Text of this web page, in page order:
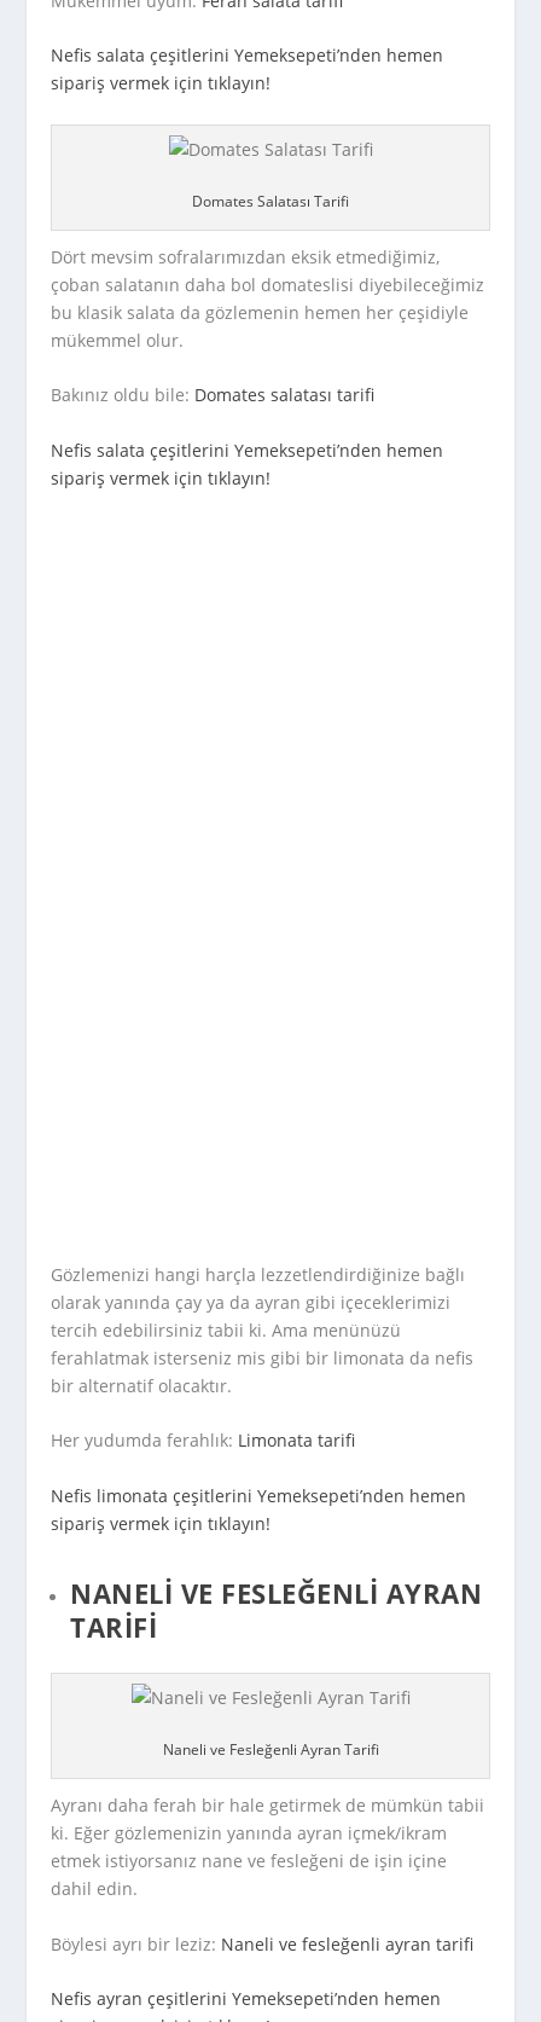
Nefis salata çeşitlerini Yemeksepeti’nden hemen
sipariş vermek için tıklayın!
Domates Salatası Tarifi
Dört mevsim sofralarımızdan eksik etmediğimiz,
çoban salatanın daha bol domateslisi diyebileceğimiz
bu klasik salata da gözlemenin hemen her çeşidiyle
mükemmel olur.
Bakınız oldu bile: Domates salatası tarifi
Nefis salata çeşitlerini Yemeksepeti’nden hemen
sipariş vermek için tıklayın!
Gözlemenizi hangi harçla lezzetlendirdiğinize bağlı
olarak yanında çay ya da ayran gibi içeceklerimizi
tercih edebilirsiniz tabii ki. Ama menünüzü
ferahlatmak isterseniz mis gibi bir limonata da nefis
bir alternatif olacaktır.
Her yudumda ferahlık: Limonata tarifi
Nefis limonata çeşitlerini Yemeksepeti’nden hemen
sipariş vermek için tıklayın!
NANELI VE FESLEĞENLI AYRAN
TARIFI
Naneli ve Fesleğenli Ayran Tarifi
Ayranı daha ferah bir hale getirmek de mümkün tabii
ki. Eğer gözlemenizin yanında ayran içmek/ikram
etmek istiyorsanız nane ve fesleğeni de işin içine
dahil edin.
Böylesi ayrı bir leziz: Naneli ve fesleğenli ayran tarifi
Nefis ayran çeşitlerini Yemeksepeti’nden hemen